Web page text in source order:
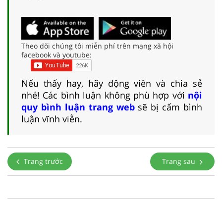
Theo dõi chúng tôi miễn phí trên mạng xã hội
facebook và youtube:
Nếu thấy hay, hãy động viên và chia sẻ
nhé! Các bình luận không phù hợp với nội
quy bình luận trang websẽ bị cấm bình
luận vĩnh viễn.
Trang trước Trang sau